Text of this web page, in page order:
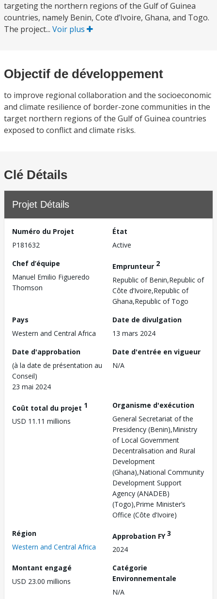
targeting the northern regions of the Gulf of Guinea
countries, namely Benin, Cote d’Ivoire, Ghana, and Togo.
The project... Voir plus
Objectif de développement
to improve regional collaboration and the socioeconomic
and climate resilience of border-zone communities in the
target northern regions of the Gulf of Guinea countries
exposed to conflict and climate risks.
Clé Détails
Projet Détails
Numéro du Projet
P181632
État
Active
Chef d’équipe
Manuel Emilio Figueredo
Thomson
Emprunteur 2
Republic of Benin,Republic of
Côte d’Ivoire,Republic of
Ghana,Republic of Togo
Pays
Western and Central Africa
Date de divulgation
13 mars 2024
Date d'approbation
(à la date de présentation au
Conseil)
23 mai 2024
Date d'entrée en vigueur
N/A
Coût total du projet 1
USD 11.11 millions
Organisme d'exécution
General Secretariat of the
Presidency (Benin),Ministry
of Local Government
Decentralisation and Rural
Development
(Ghana),National Community
Development Support
Agency (ANADEB)
(Togo),Prime Minister’s
Office (Côte d’Ivoire)
Région
Western and Central Africa
Approbation FY3
2024
Montant engagé
USD 23.00 millions
Catégorie
Environnementale
N/A